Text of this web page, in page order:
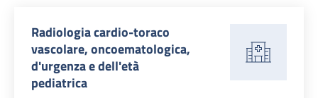
Radiologia cardio-toraco
vascolare, oncoematologica,
d'urgenza e dell'età
pediatrica